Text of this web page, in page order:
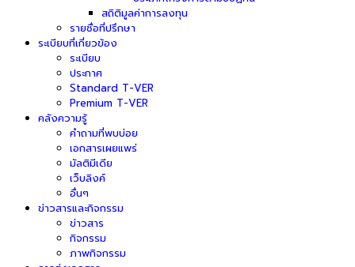
สถิติมูลค่าการลงทุน
รายชื่อที่ปรึกษา
ระเบียบที่เกี่ยวข้อง
ระเบียบ
ประกาศ
Standard T-VER
Premium T-VER
คลังความรู้
คำถามที่พบบ่อย
เอกสารเผยแพร่
มัลติมีเดีย
เว็บลิงค์
อื่นๆ
ข่าวสารและกิจกรรม
ข่าวสาร
กิจกรรม
ภาพกิจกรรม